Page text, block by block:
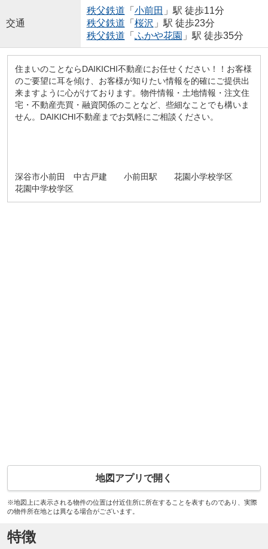
交通
秩父鉄道 「 小前田 」駅 徒歩11分
秩父鉄道 「 桜沢 」駅 徒歩23分
秩父鉄道 「 ふかや花園 」駅 徒歩35分
住まいのことならDAIKICHI不動産にお任せください！！お客様
のご要望に耳を傾け、お客様が知りたい情報を的確にご提供出
来ますように心がけております。物件情報・土地情報・注文住
宅・不動産売買・融資関係のことなど、些細なことでも構いま
せん。DAIKICHI不動産までお気軽にご相談ください。
深谷市小前田 中古戸建 小前田駅 花園小学校学区
花園中学校学区
地図アプリで開く
※地図上に表示される物件の位置は付近住所に所在することを表すものであり、実際
の物件所在地とは異なる場合がございます。
特徴